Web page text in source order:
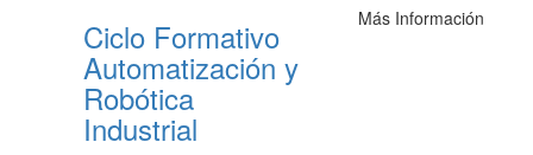
Ciclo Formativo
Automatización y
Robótica
Industrial
Más Información